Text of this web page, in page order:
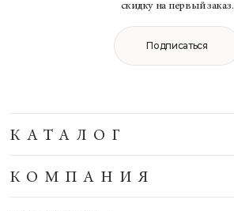
скидку на первый заказ.
Подписаться
КАТАЛОГ
КОМПАНИЯ